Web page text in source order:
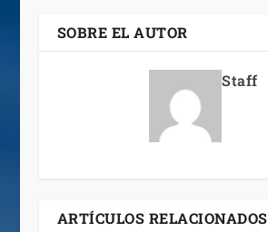
SOBRE EL AUTOR
Staff
ARTÍCULOS RELACIONADOS